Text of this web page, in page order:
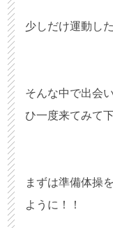
少しだけ運動し
そんな中で出会
ひ一度来てみて
まずは準備体操
ように！！